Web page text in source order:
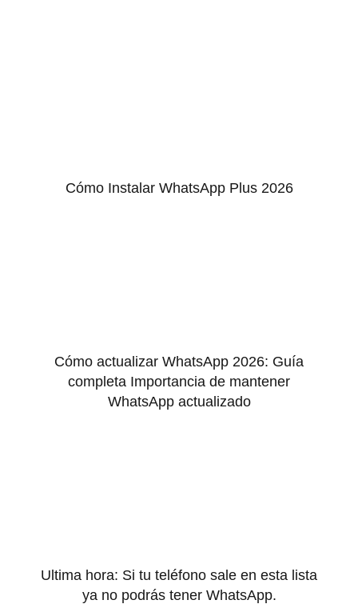
Cómo Instalar WhatsApp Plus 2026
Cómo actualizar WhatsApp 2026: Guía
completa Importancia de mantener
WhatsApp actualizado
Ultima hora: Si tu teléfono sale en esta lista
ya no podrás tener WhatsApp.